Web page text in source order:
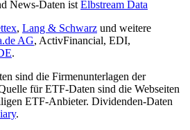
News-Daten ist Elbstream Data
, Lang & Schwarz und weitere
AG, ActivFinancial, EDI,
.
sind die Firmenunterlagen der
für ETF-Daten sind die Webseiten
ETF-Anbieter. Dividenden-Daten
.